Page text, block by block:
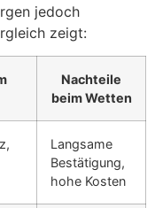
jedoch
zeigt:
Nachteile
beim Wetten
Langsame
Bestätigung,
hohe Kosten